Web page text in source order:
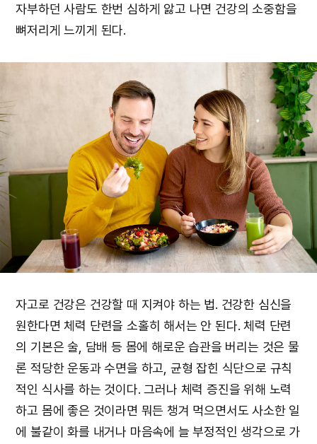
자부하던 사람도 한번 심하게 앓고 나면 건강의 소중함을
뼈저리게 느끼게 된다.
자고로 건강은 건강할 때 지켜야 하는 법. 건강한 심신을
원한다면 체력 단련을 소홀히 해서는 안 된다. 체력 단련
의 기본은 술, 담배 등 몸에 해로운 습관을 버리는 것은 물
론 적당한 운동과 수면을 하고, 균형 잡힌 식단으로 규칙
적인 식사를 하는 것이다. 그러나 체력 증진을 위해 노력
하고 몸에 좋은 것이라면 뭐든 챙겨 먹으면서도 사소한 일
에 불같이 화를 내거나 마음속에 늘 부정적인 생각으로 가